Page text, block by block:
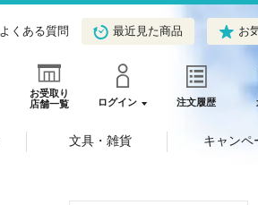
よくある質問 最近見た商品 お
お受取り
店舗一覧
ログイン 注文履歴
文具・雑貨 キャンペ